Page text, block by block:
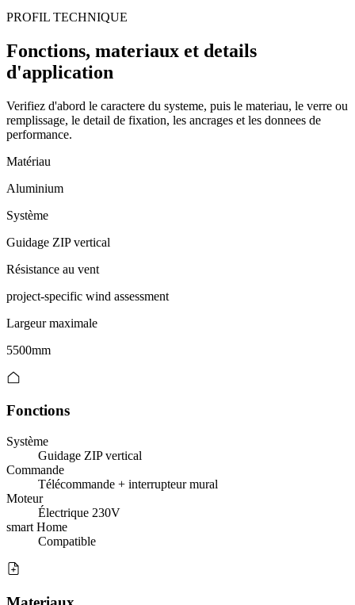
PROFIL TECHNIQUE
Fonctions, materiaux et details
d'application
Verifiez d'abord le caractere du systeme, puis le materiau, le verre ou
remplissage, le detail de fixation, les ancrages et les donnees de
performance.
Matériau
Aluminium
Système
Guidage ZIP vertical
Résistance au vent
project-specific wind assessment
Largeur maximale
5500mm
Fonctions
Système
Guidage ZIP vertical
Commande
Télécommande + interrupteur mural
Moteur
Électrique 230V
smart Home
Compatible